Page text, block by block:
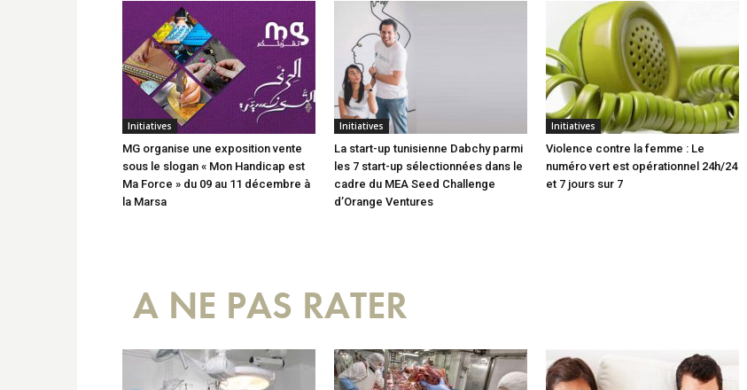
Initiatives
MG organise une exposition vente
sous le slogan « Mon Handicap est
Ma Force » du 09 au 11 décembre à
la Marsa
Initiatives
La start-up tunisienne Dabchy parmi
les 7 start-up sélectionnées dans le
cadre du MEA Seed Challenge
d’Orange Ventures
Initiatives
Violence contre la femme : Le
numéro vert est opérationnel 24h/24
et 7 jours sur 7
A NE PAS RATER